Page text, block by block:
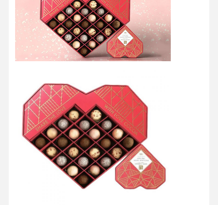
Kiểm Soát
Chất Lượng
Liên Hệ
Chúng Tôi
Tất Cả Các
Trường Hợp
Hộp đóng gói mỹ phẩm
bao bì quần áo tùy chỉnh
bao bì sản phẩm điện tử
hộp quà giấy
Túi giấy